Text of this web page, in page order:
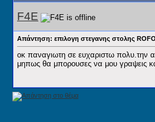
F4E
Απάντηση: επιλογη στεγανης στολης
οκ παναγιωτη σε ευχαριστω
μηπως θα μπορουσες να μου γραψεις